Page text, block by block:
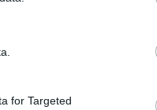
for Targetedsię przez lekarzy,